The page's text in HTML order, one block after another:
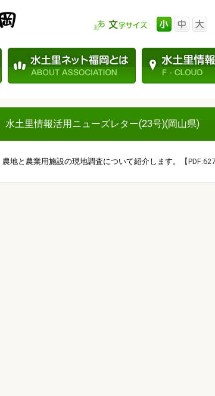
水土里情報活用ニューズレター(23号)(岡山県)
農地と農業用施設の現地調査について紹介します。 【